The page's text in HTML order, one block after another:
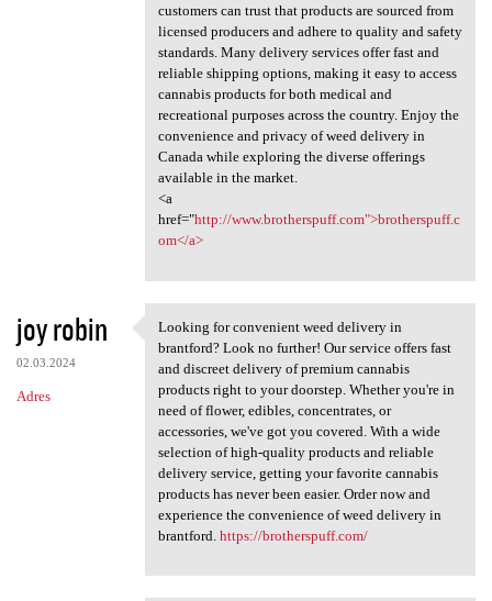
customers can trust that products are sourced from
licensed producers and adhere to quality and safety
standards. Many delivery services offer fast and
reliable shipping options, making it easy to access
cannabis products for both medical and
recreational purposes across the country. Enjoy the
convenience and privacy of weed delivery in
Canada while exploring the diverse offerings
available in the market.
<a
href="http://www.brotherspuff.com">brotherspuff.c
om</a>
joy robin
02.03.2024
Adres
Looking for convenient weed
Looking for convenient weed delivery in
brantford? Look no further! Our service offers fast
and discreet delivery of premium cannabis
products right to your doorstep. Whether you're in
need of flower, edibles, concentrates, or
accessories, we've got you covered. With a wide
selection of high-quality products and reliable
delivery service, getting your favorite cannabis
products has never been easier. Order now and
experience the convenience of weed delivery in
brantford. https://brotherspuff.com/